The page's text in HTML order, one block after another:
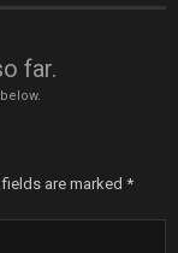
far.
are marked *